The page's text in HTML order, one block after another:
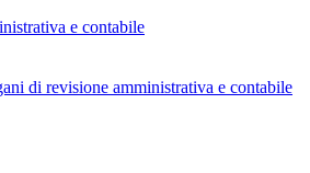
e contabile
di revisione amministrativa e contabile